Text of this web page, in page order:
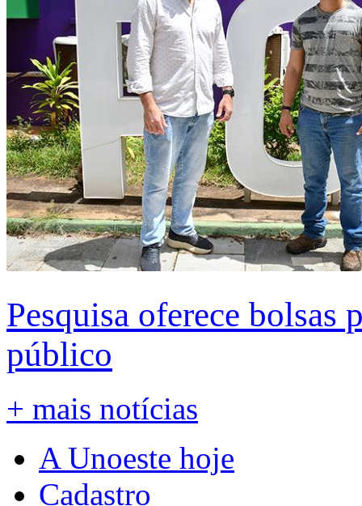
Pesquisa oferece bolsas
público
+ mais notícias
A Unoeste hoje
Cadastro